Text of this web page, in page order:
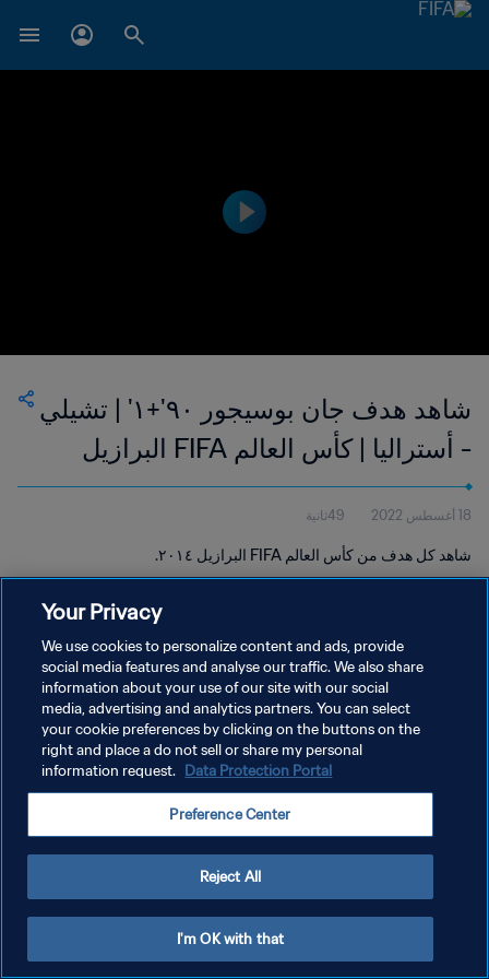
شاهد هدف جان بوسيجور ٩٠'+١' | تشيلي
- أستراليا | كأس العالم FIFA البرازيل
٢٠١٤
18 أغسطس 2022 49ثانية
شاهد كل هدف من كأس العالم FIFA البرازيل ٢٠١٤.
سياسة الخصوصية
شروط الخدمة
إدارة تفضيلات ملفات تعريف الارتباط
Your Privacy
We use cookies to personalize content and ads, provide
social media features and analyse our traffic. We also share
information about your use of our site with our social
media, advertising and analytics partners. You can select
your cookie preferences by clicking on the buttons on the
right and place a do not sell or share my personal
information request. Data Protection Portal
Preference Center
Reject All
I'm OK with that